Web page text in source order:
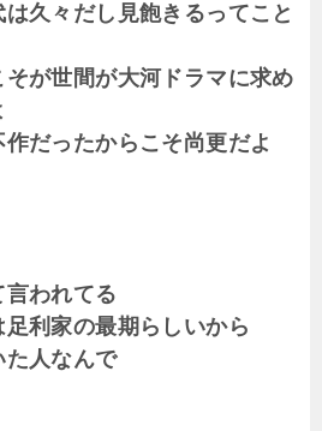
久々だし見飽きるってこと
が世間が大河ドラマに求め
だったからこそ尚更だよ
われてる
利家の最期らしいから
た人なんで